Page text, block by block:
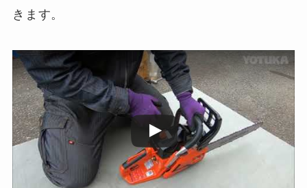
きます。